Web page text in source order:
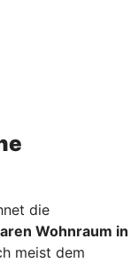
die
Wohnraum in
meist dem